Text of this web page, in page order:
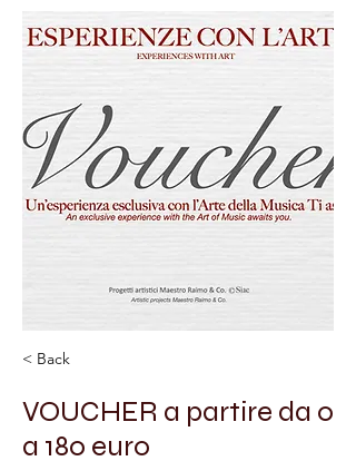
< Back
VOUCHER a partire da 0
a 180 euro